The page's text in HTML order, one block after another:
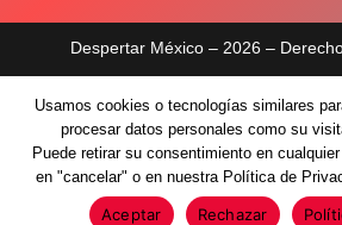
Despertar México – 2026 –
Aviso de privacidad
Políticas de
Usamos cookies o tecnologías similares
procesar datos personales como su
Puede retirar su consentimiento en
en "cancelar" o en nuestra Política de
Aceptar Rechazar